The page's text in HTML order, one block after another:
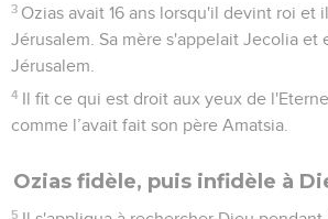
3 Ozias avait 16 ans lorsqu'il devint roi et
Jérusalem. Sa mère s'appelait Jecolia et
Jérusalem.
4 Il fit ce qui est droit aux yeux de
comme l’avait fait son père Amatsia.
Ozias fidèle, puis infidèle à
5